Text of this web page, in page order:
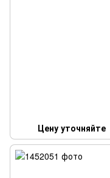
Цену уточняйте